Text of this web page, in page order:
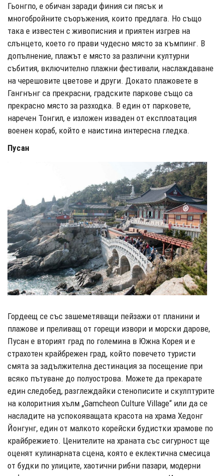
Гьонгпо, е обичан заради финия си пясък и
многобройните съоръжения, които предлага. Но също
така е известен с живописния и приятен изгрев на
слънцето, което го прави чудесно място за къмпинг. В
допълнение, плажът е място за различни културни
събития, включително плажни фестивали, наслаждаване
на черешовите цветове и други. Докато плажовете в
Гангнънг са прекрасни, градските паркове също са
прекрасно място за разходка. В един от парковете,
наречен Тонгил, е изложен изваден от експлоатация
военен кораб, който е наистина интересна гледка.
Пусан
Гордеещ се със зашеметяващи пейзажи от планини и
плажове и преливащ от горещи извори и морски дарове,
Пусан е вторият град по големина в Южна Корея и е
страхотен крайбрежен град, който повечето туристи
смята за задължителна дестинация за посещение при
всяко пътуване до полуострова. Можете да прекарате
един следобед, разглеждайки стенописите и скулптурите
на колоритния хълм „Gamcheon Culture Village“ или да се
насладите на успокояващата красота на храма Хедонг
Йонгунг, един от малкото корейски будистки храмове по
крайбрежието. Ценителите на храната със сигурност ще
оценят кулинарната сцена, която е еклектична смесица
от будки по улиците, хаотични рибни пазари, модерни